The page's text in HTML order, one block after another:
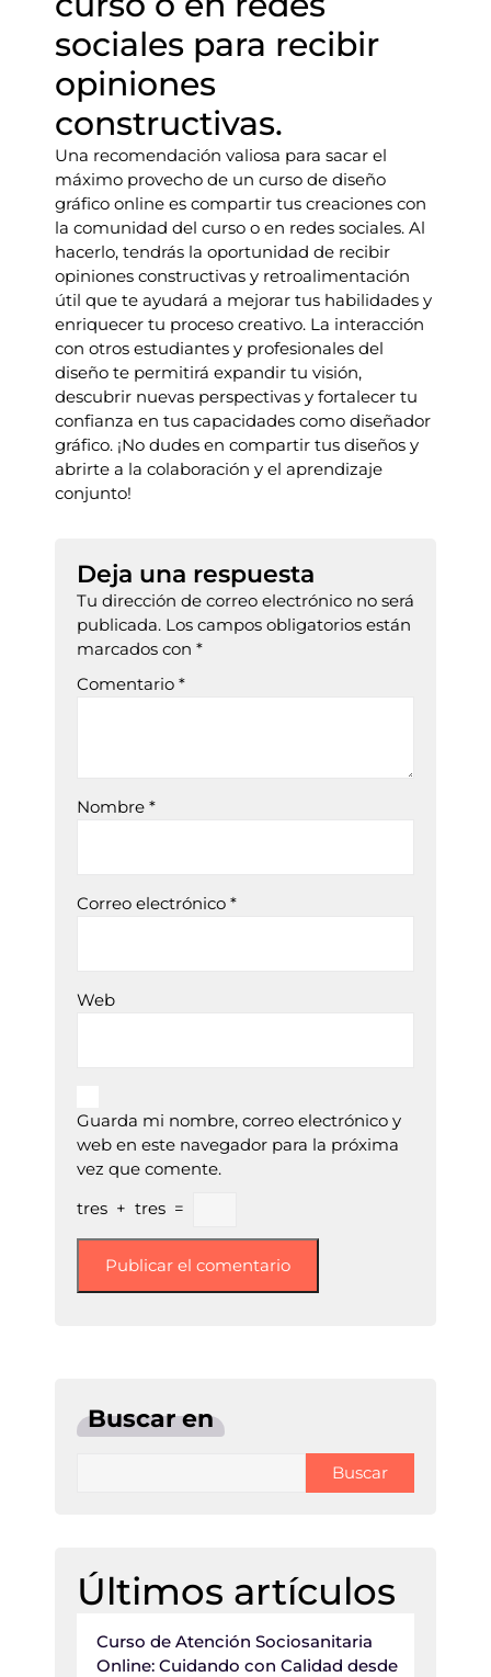
sociales para recibir
opiniones
constructivas.
Una recomendación valiosa para sacar el
máximo provecho de un curso de diseño
gráfico online es compartir tus creaciones con
la comunidad del curso o en redes sociales. Al
hacerlo, tendrás la oportunidad de recibir
opiniones constructivas y retroalimentación
útil que te ayudará a mejorar tus habilidades y
enriquecer tu proceso creativo. La interacción
con otros estudiantes y profesionales del
diseño te permitirá expandir tu visión,
descubrir nuevas perspectivas y fortalecer tu
confianza en tus capacidades como diseñador
gráfico. ¡No dudes en compartir tus diseños y
abrirte a la colaboración y el aprendizaje
conjunto!
Deja una respuesta
Tu dirección de correo electrónico no será
publicada. Los campos obligatorios están
marcados con *
Comentario *
Nombre *
Correo electrónico *
Web
Guarda mi nombre, correo electrónico y
web en este navegador para la próxima
vez que comente.
tres + tres =
Buscar en
Buscar
Últimos artículos
Curso de Atención Sociosanitaria
Online: Cuidando con Calidad desde